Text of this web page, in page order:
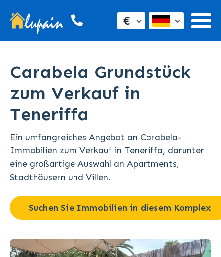
€
Carabela Grundstück
zum Verkauf in
Teneriffa
Ein umfangreiches Angebot an Carabela-
Immobilien zum Verkauf in Teneriffa, darunter
eine großartige Auswahl an Apartments,
Stadthäusern und Villen.
Suchen Sie Immobilien in diesem Komplex